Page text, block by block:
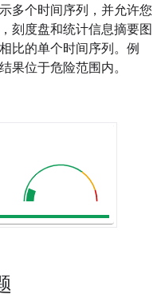
多个时间序列，并允许您
刻度盘和统计信息摘要图
比的单个时间序列。例
果位于危险范围内。